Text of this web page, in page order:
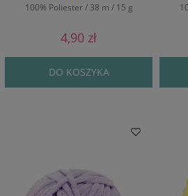
100% Poliester / 38 m / 15 g
4,90 zł
DO KOSZYKA